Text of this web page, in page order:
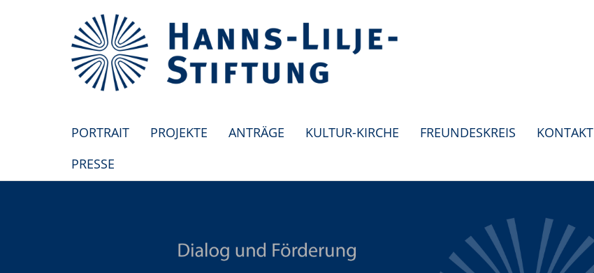
PORTRAIT PROJEKTE ANTRÄGE KULTUR-KIRCHE FREUNDESKREIS KONTAKT
PRESSE